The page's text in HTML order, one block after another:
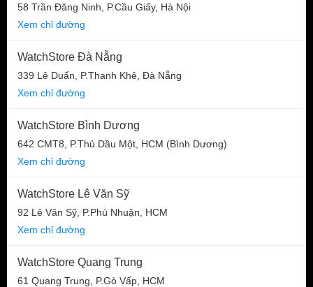
58 Trần Đăng Ninh, P.Cầu Giấy, Hà Nội
Xem chỉ đường
WatchStore Đà Nẵng
339 Lê Duẩn, P.Thanh Khê, Đà Nẵng
Xem chỉ đường
WatchStore Bình Dương
642 CMT8, P.Thủ Dầu Một, HCM (Bình Dương)
Xem chỉ đường
WatchStore Lê Văn Sỹ
92 Lê Văn Sỹ, P.Phú Nhuận, HCM
Xem chỉ đường
WatchStore Quang Trung
61 Quang Trung, P.Gò Vấp, HCM